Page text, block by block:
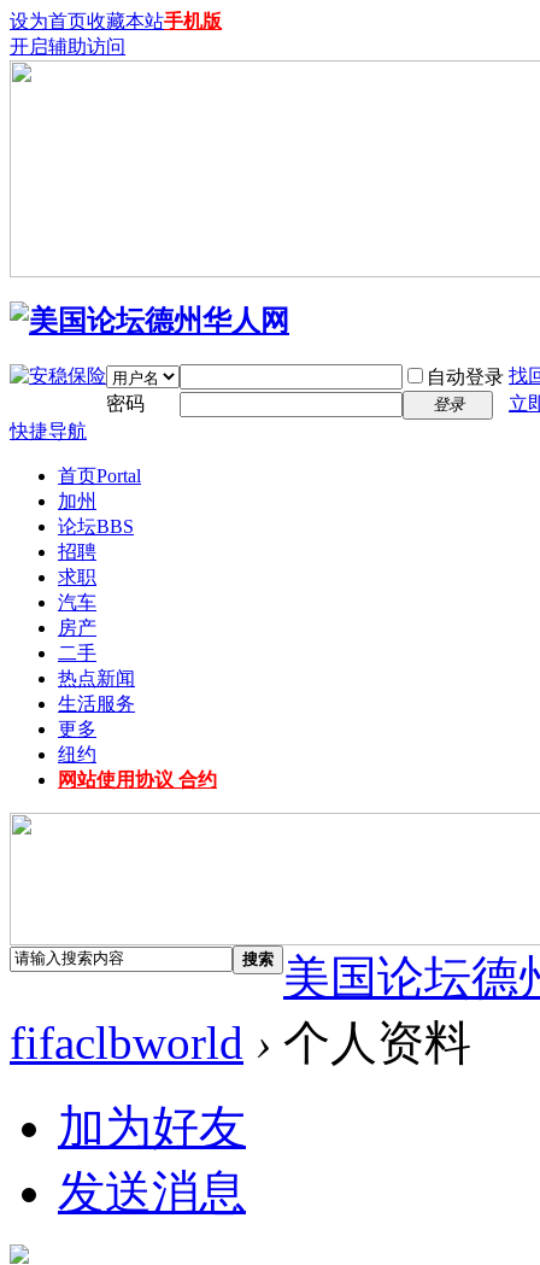
设为首页收藏本站手机版
开启辅助访问
自动登录 找
密码
登录
立
快捷导航
首页Portal
加州
论坛BBS
招聘
求职
汽车
房产
二手
热点新闻
生活服务
更多
纽约
网站使用协议 合约
搜索
美国论坛德
fifaclbworld › 个人资料
加为好友
发送消息